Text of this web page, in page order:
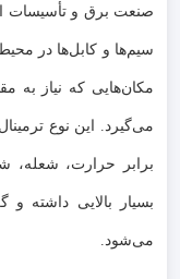
صنعت برق و تأسیسات
سیم‌ها و کابل‌ها در
مکان‌هایی که نیاز به
می‌گیرد. این نوع
برابر حرارت،
بسیار بالایی داشته
می‌شود.